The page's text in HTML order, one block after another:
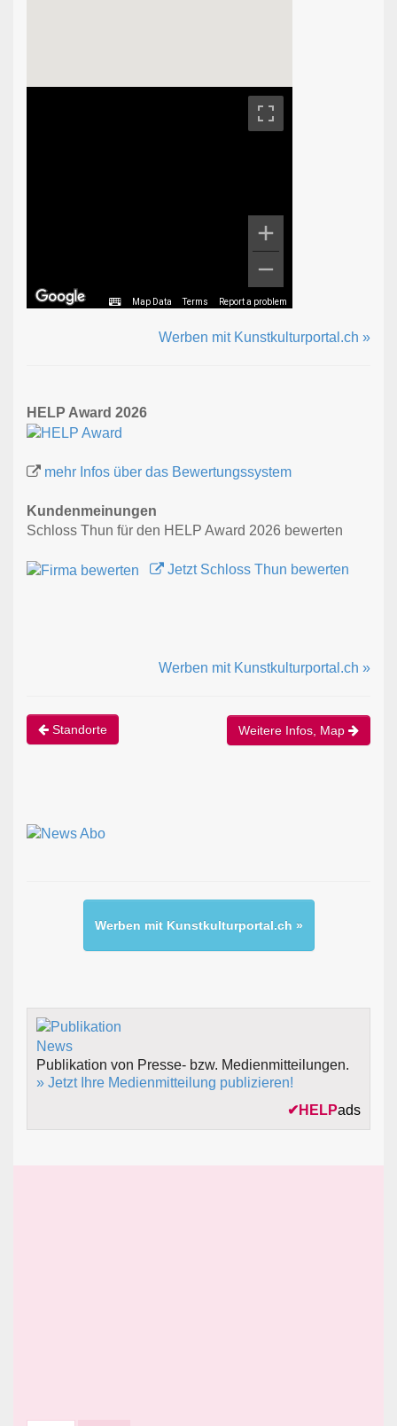
Map Data Terms Report a problem
Werben mit Kunstkulturportal.ch »
HELP Award 2026
mehr Infos über das Bewertungssystem
Kundenmeinungen
Schloss Thun für den HELP Award 2026 bewerten
Jetzt Schloss Thun bewerten
Werben mit Kunstkulturportal.ch »
Standorte Weitere Infos, Map
Werben mit Kunstkulturportal.ch »
Publikation von Presse- bzw. Medienmitteilungen.
» Jetzt Ihre Medienmitteilung publizieren!
✔ HELPads